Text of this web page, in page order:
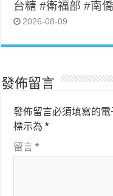
台糖 #衛福部 #南
2026-08-09
發佈留言
發佈留言必須填寫的電
標示為*
留言*